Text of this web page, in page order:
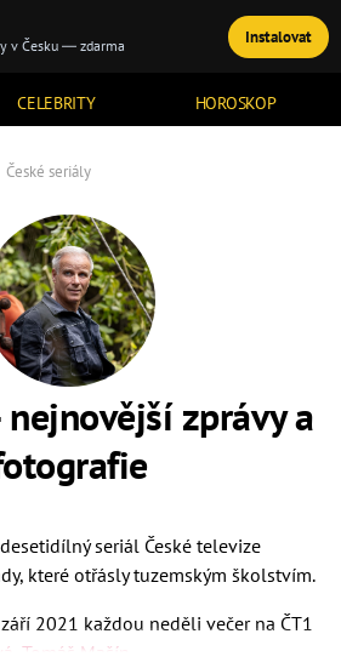
CELEBRITY HOROSKOP
TÉMATA
České seriály
nejnovější zprávy a
seriál České televize
které otřásly tuzemským školstvím.
2021 každou neděli večer na ČT1
Tomáš Mašín
v Česku — zdarma Instalovat